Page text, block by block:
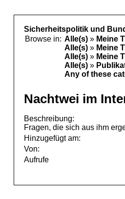
Sicherheitspolitik und
Browse in: Alle(s) » Meine
Alle(s) » Meine
Alle(s) » Meine
Alle(s) »
Any of these
Nachtwei im
Beschreibung:
Fragen, die sich aus ihm
Hinzugefügt am:
Von:
Aufrufe